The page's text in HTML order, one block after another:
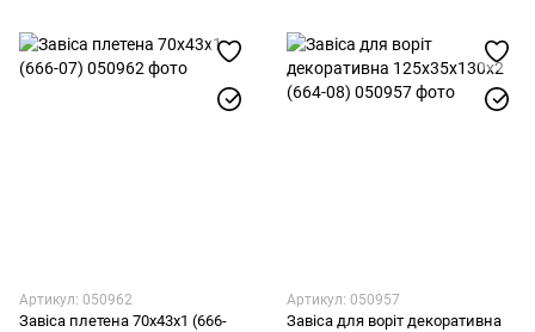
Артикул: 050962
Завіса плетена 70х43х1 (666-
Артикул: 050957
Завіса для воріт декоративна